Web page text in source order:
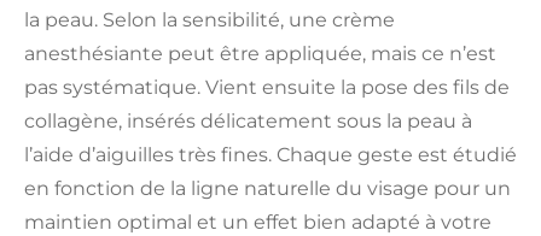
la peau. Selon la sensibilité, une crème
anesthésiante peut être appliquée, mais ce n’est
pas systématique. Vient ensuite la pose des fils de
collagène, insérés délicatement sous la peau à
l’aide d’aiguilles très fines. Chaque geste est étudié
en fonction de la ligne naturelle du visage pour un
maintien optimal et un effet bien adapté à votre